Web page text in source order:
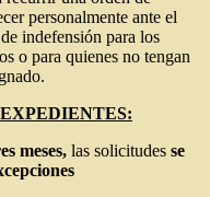
personalmente ante el
indefensión para los
o para quienes no tengan
meses, las solicitudes se